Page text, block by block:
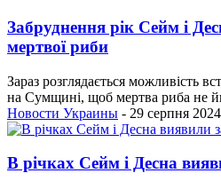
Забруднення рік Сейм і
мертвої риби
Зараз розглядається можливість
на Сумщині, щоб мертва риба не
Новости Украины - 29 серпня
В річках Сейм і Десна